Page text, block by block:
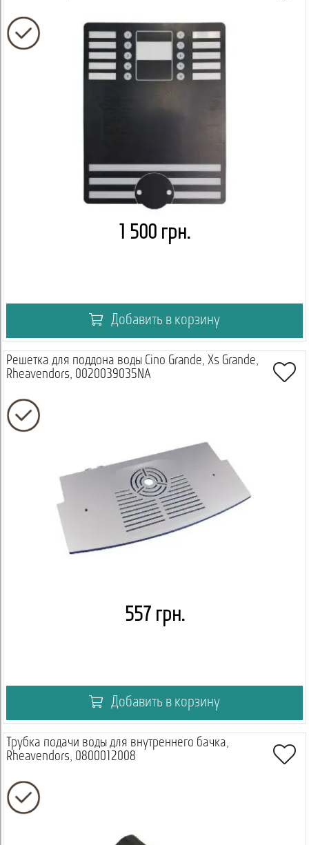
1 500 грн.
Добавить в корзину
Решетка для поддона воды Cino Grande, Xs Grande,
Rheavendors, 0020039035NA
557 грн.
Добавить в корзину
Трубка подачи воды для внутреннего бачка,
Rheavendors, 0800012008